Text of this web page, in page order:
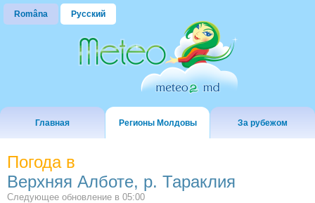
Româna Русский
Главная Регионы Молдовы За рубежом
Погода в
Верхняя Алботе, р. Тараклия
Следующее обновление в 05:00